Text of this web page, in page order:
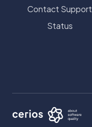
Contact Support
Status